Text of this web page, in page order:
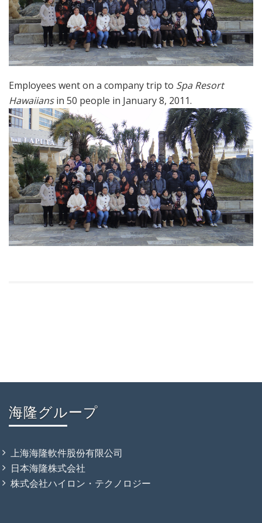
Employees went on a company trip to Spa Resort
Hawaiiansin 50 people in January 8, 2011.
海隆グループ
上海海隆軟件股份有限公司
日本海隆株式会社
株式会社ハイロン・テクノロジー